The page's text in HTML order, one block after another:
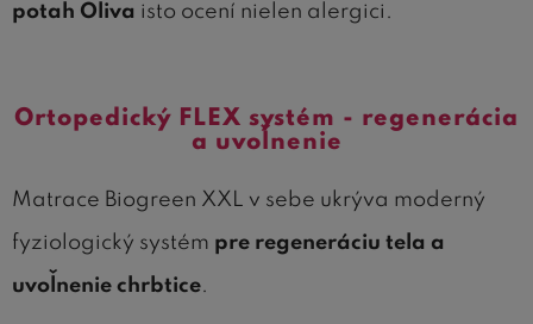
potah Oliva isto ocení nielen alergici.
Ortopedický FLEX systém - regenerácia
a uvoľnenie
Matrace Biogreen XXL v sebe ukrýva moderný
fyziologický systém pre regeneráciu tela a
uvoľnenie chrbtice.